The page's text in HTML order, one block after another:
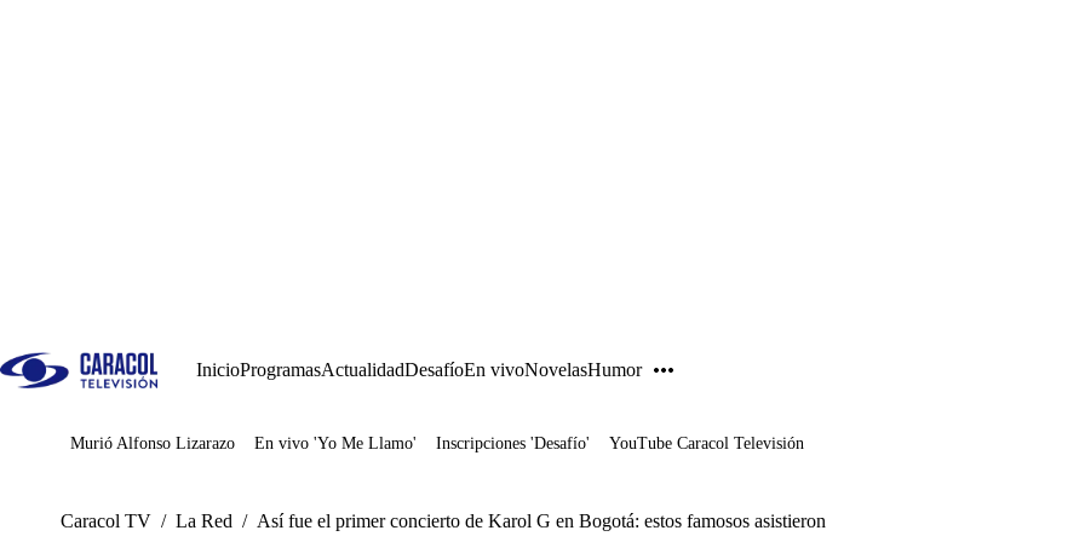
InicioProgramasActualidadDesafíoEn vivoNovelasHumor
Juegos
Murió Alfonso Lizarazo En vivo 'Yo Me Llamo' Inscripciones 'Desafío' YouTube Caracol Televisión
Caracol TV / La Red / Así fue el primer concierto de Karol G en Bogotá: estos famosos asistieron